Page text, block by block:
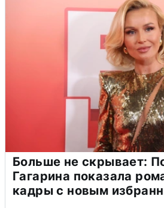
Больше не скрывает:
Гагарина показала
кадры с новым